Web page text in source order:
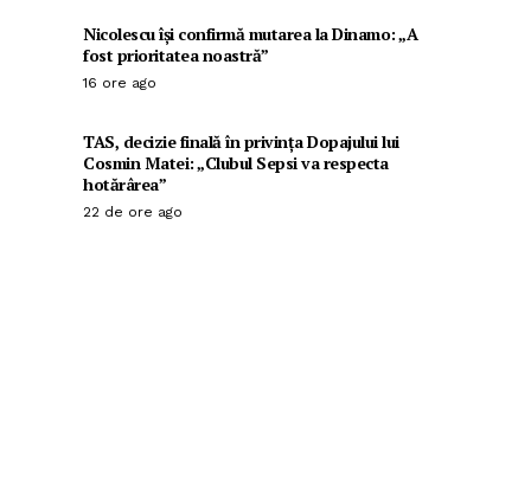
Nicolescu își confirmă mutarea la Dinamo: „A
fost prioritatea noastră”
16 ore ago
TAS, decizie finală în privința Dopajului lui
Cosmin Matei: „Clubul Sepsi va respecta
hotărârea”
22 de ore ago